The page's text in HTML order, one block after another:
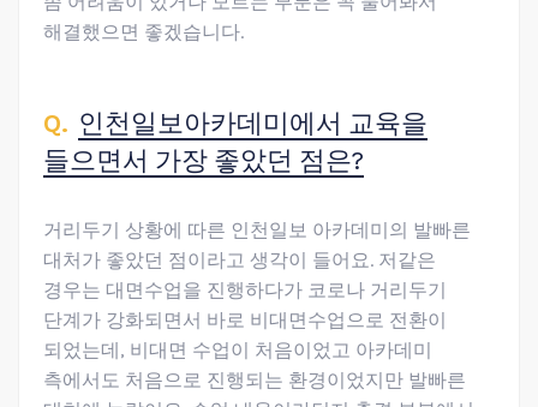
해결했으면 좋겠습니다.
인천일보아카데미에서 교육을
들으면서 가장 좋았던 점은?
거리두기 상황에 따른 인천일보 아카데미의 발빠른
대처가 좋았던 점이라고 생각이 들어요. 저같은
경우는 대면수업을 진행하다가 코로나 거리두기
단계가 강화되면서 바로 비대면수업으로 전환이
되었는데, 비대면 수업이 처음이었고 아카데미
측에서도 처음으로 진행되는 환경이었지만 발빠른